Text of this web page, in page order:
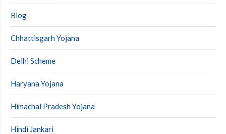
Blog
Chhattisgarh Yojana
Delhi Scheme
Haryana Yojana
Himachal Pradesh Yojana
Hindi Jankari